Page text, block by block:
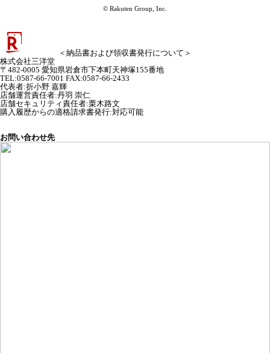
© Rakuten Group, Inc.
＜納品書および領収書発行について＞
株式会社三洋堂
〒482-0005 愛知県岩倉市下本町天神塚155番地
TEL:0587-66-7001 FAX:0587-66-2433
代表者:折小野 嘉輝
店舗運営責任者:丹羽 崇仁
店舗セキュリティ責任者:栗木路文
購入履歴からの適格請求書発行:対応可能
お問い合わせ先